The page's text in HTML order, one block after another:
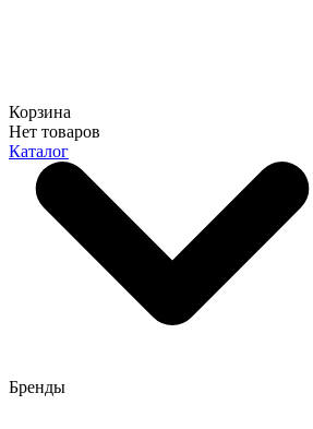
Корзина
Нет товаров
Каталог
Бренды